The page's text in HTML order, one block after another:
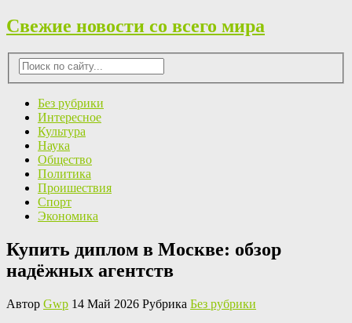
Свежие новости со всего мира
Без рубрики
Интересное
Культура
Наука
Общество
Политика
Проишествия
Спорт
Экономика
Купить диплом в Москве: обзор
надёжных агентств
Автор Gwp 14 Май 2026 Рубрика Без рубрики